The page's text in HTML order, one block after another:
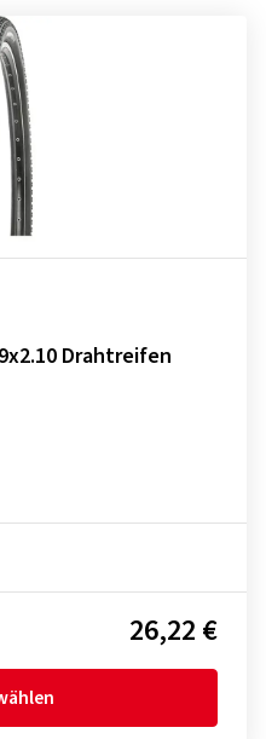
Drahtreifen
26,22 €